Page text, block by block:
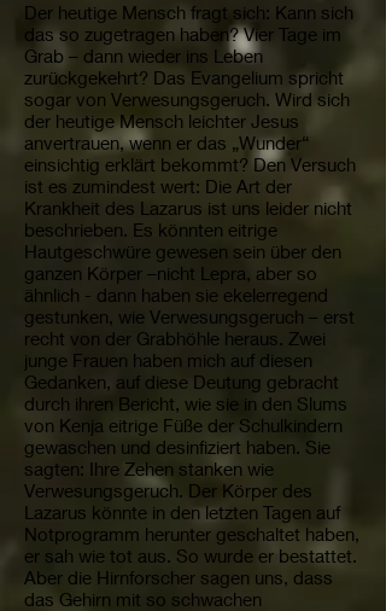
Der heutige Mensch fragt sich: Kann sich
das so zugetragen haben? Vier Tage im
Grab – dann wieder ins Leben
zurückgekehrt? Das Evangelium spricht
sogar von Verwesungsgeruch. Wird sich
der heutige Mensch leichter Jesus
anvertrauen, wenn er das „Wunder“
einsichtig erklärt bekommt? Den Versuch
ist es zumindest wert: Die Art der
Krankheit des Lazarus ist uns leider nicht
beschrieben. Es könnten eitrige
Hautgeschwüre gewesen sein über den
ganzen Körper –nicht Lepra, aber so
ähnlich - dann haben sie ekelerregend
gestunken, wie Verwesungsgeruch – erst
recht von der Grabhöhle heraus. Zwei
junge Frauen haben mich auf diesen
Gedanken, auf diese Deutung gebracht
durch ihren Bericht, wie sie in den Slums
von Kenja eitrige Füße der Schulkindern
gewaschen und desinfiziert haben. Sie
sagten: Ihre Zehen stanken wie
Verwesungsgeruch. Der Körper des
Lazarus könnte in den letzten Tagen auf
Notprogramm herunter geschaltet haben,
er sah wie tot aus. So wurde er bestattet.
Aber die Hirnforscher sagen uns, dass
das Gehirn mit so schwachen